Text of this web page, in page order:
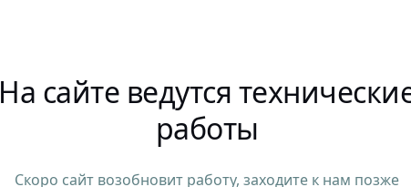
На сайте ведутся
работы
Скоро сайт возобновит работу, заходите к нам позже